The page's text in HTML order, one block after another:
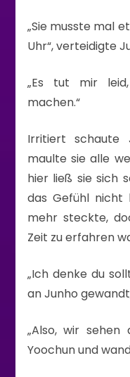
„Sie musste mal
Uhr“, verteidigte
„Es tut mir
machen.“
Irritiert schaute
maulte sie alle
hier ließ sie sich
das Gefühl nicht
mehr steckte,
Zeit zu erfahren
„Ich denke du
an Junho
„Also, wir sehen
Yoochun und